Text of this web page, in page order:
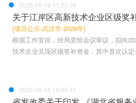
2026-06-18 11:20:14
关于江岸区高新技术企业区级奖
[项目公示-武汉市-2026年]
根据工作安排，经局党组会议审议，拟向
技术企业兑现区级奖补资金，其中首次认
2026-06-16 10:05:31